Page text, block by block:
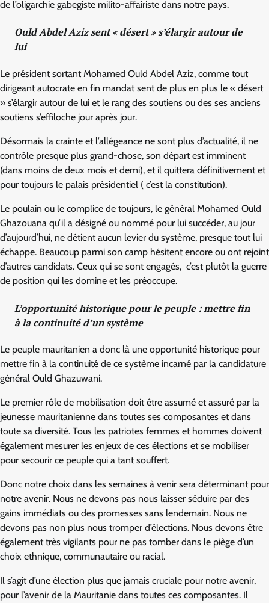
de l’oligarchie gabegiste milito-affairiste dans notre pays.
Ould Abdel Aziz sent « désert » s’élargir autour de
lui
Le président sortant Mohamed Ould Abdel Aziz, comme tout
dirigeant autocrate en fin mandat sent de plus en plus le « désert
» s’élargir autour de lui et le rang des soutiens ou des ses anciens
soutiens s’effiloche jour après jour.
Désormais la crainte et l’allégeance ne sont plus d’actualité, il ne
contrôle presque plus grand-chose, son départ est imminent
(dans moins de deux mois et demi), et il quittera définitivement et
pour toujours le palais présidentiel ( c’est la constitution).
Le poulain ou le complice de toujours, le général Mohamed Ould
Ghazouana qu’il a désigné ou nommé pour lui succéder, au jour
d’aujourd’hui, ne détient aucun levier du système, presque tout lui
échappe. Beaucoup parmi son camp hésitent encore ou ont rejoint
d’autres candidats. Ceux qui se sont engagés, c’est plutôt la guerre
de position qui les domine et les préoccupe.
L’opportunité historique pour le peuple : mettre fin
à la continuité d’un système
Le peuple mauritanien a donc là une opportunité historique pour
mettre fin à la continuité de ce système incarné par la candidature
général Ould Ghazuwani.
Le premier rôle de mobilisation doit être assumé et assuré par la
jeunesse mauritanienne dans toutes ses composantes et dans
toute sa diversité. Tous les patriotes femmes et hommes doivent
également mesurer les enjeux de ces élections et se mobiliser
pour secourir ce peuple qui a tant souffert.
Donc notre choix dans les semaines à venir sera déterminant pour
notre avenir. Nous ne devons pas nous laisser séduire par des
gains immédiats ou des promesses sans lendemain. Nous ne
devons pas non plus nous tromper d’élections. Nous devons être
également très vigilants pour ne pas tomber dans le piège d’un
choix ethnique, communautaire ou racial.
Il s’agit d’une élection plus que jamais cruciale pour notre avenir,
pour l’avenir de la Mauritanie dans toutes ces composantes. Il